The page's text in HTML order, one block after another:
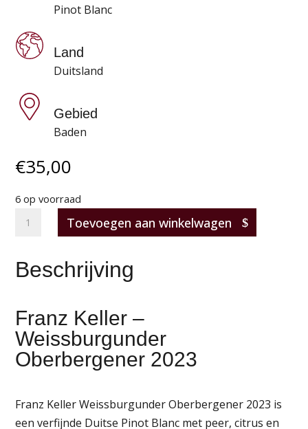
Pinot Blanc
Land
Duitsland
Gebied
Baden
€35,00
6 op voorraad
Franz
Weissburgunder
2023
aantal
Toevoegen aan winkelwagen
Beschrijving
Franz Keller –
Weissburgunder
Oberbergener 2023
Franz Keller Weissburgunder Oberbergener 2023 is
een verfijnde Duitse Pinot Blanc met peer, citrus en